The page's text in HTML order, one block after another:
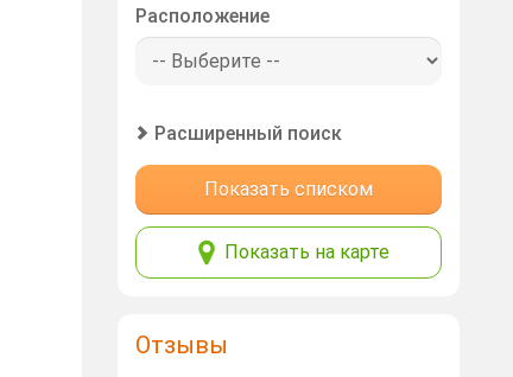
Расположение
Расширенный поиск
Показать списком
Показать на карте
Отзывы